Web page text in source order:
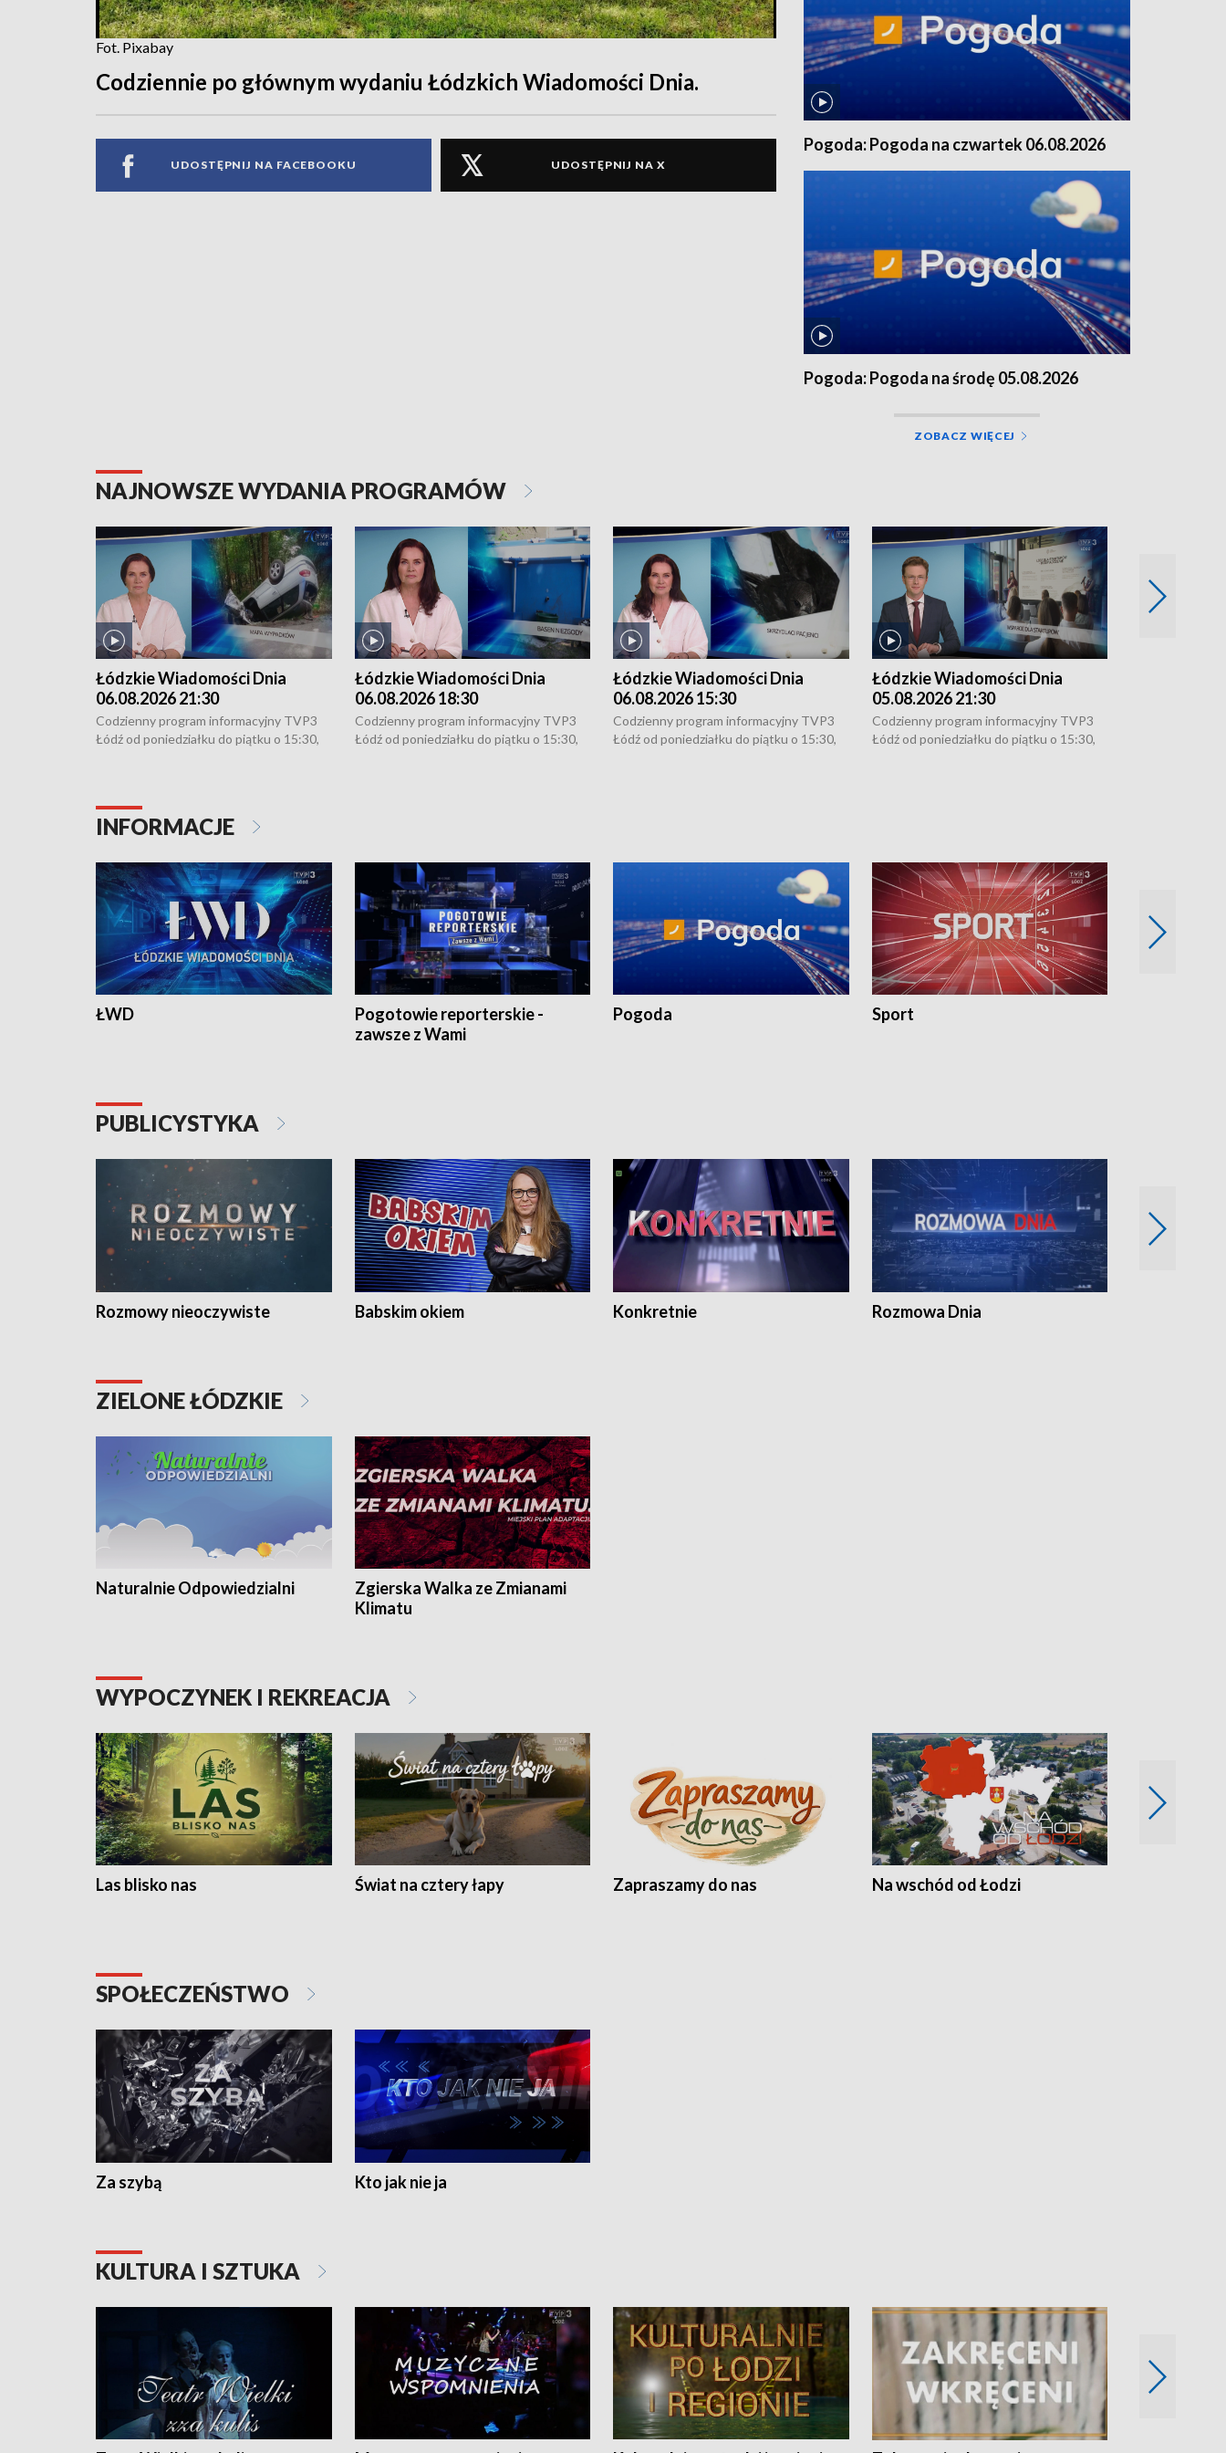
Fot. Pixabay
Codziennie po głównym wydaniu Łódzkich Wiadomości Dnia.
UDOSTĘPNIJ NA FACEBOOKU UDOSTĘPNIJ NA X
Pogoda: Pogoda na czwartek 06.08.2026
Pogoda: Pogoda na środę 05.08.2026
ZOBACZ WIĘCEJ
NAJNOWSZE WYDANIA PROGRAMÓW
Łódzkie Wiadomości Dnia
06.08.2026 21:30
Codzienny program informacyjny TVP3
Łódź od poniedziałku do piątku o 15:30,
Łódzkie Wiadomości Dnia
06.08.2026 18:30
Codzienny program informacyjny TVP3
Łódź od poniedziałku do piątku o 15:30,
Łódzkie Wiadomości Dnia
06.08.2026 15:30
Codzienny program informacyjny TVP3
Łódź od poniedziałku do piątku o 15:30,
Łódzkie Wiadomości Dnia
05.08.2026 21:30
Codzienny program informacyjny TVP3
Łódź od poniedziałku do piątku o 15:30,
INFORMACJE
ŁWD
Pogotowie reporterskie -
zawsze z Wami
Pogoda Sport
PUBLICYSTYKA
Rozmowy nieoczywiste Babskim okiem Konkretnie Rozmowa Dnia
ZIELONE ŁÓDZKIE
Naturalnie Odpowiedzialni
Zgierska Walka ze Zmianami
Klimatu
WYPOCZYNEK I REKREACJA
Las blisko nas Świat na cztery łapy Zapraszamy do nas Na wschód od Łodzi
SPOŁECZEŃSTWO
Za szybą Kto jak nie ja
KULTURA I SZTUKA